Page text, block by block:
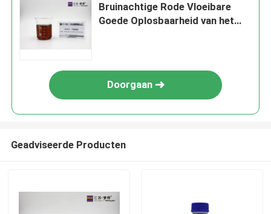
Bruinachtige Rode Vloeibare
Goede Oplosbaarheid van het
Doorgaan
Geadviseerde Producten